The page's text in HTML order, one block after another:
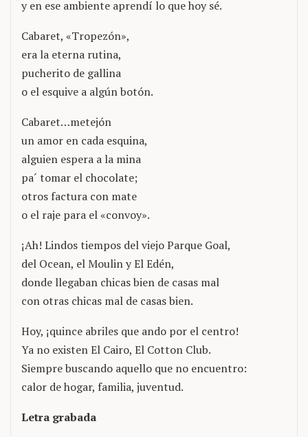
y en ese ambiente aprendí lo que hoy sé.
Cabaret, «Tropezón»,
era la eterna rutina,
pucherito de gallina
o el esquive a algún botón.
Cabaret…metejón
un amor en cada esquina,
alguien espera a la mina
pa´ tomar el chocolate;
otros factura con mate
o el raje para el «convoy».
¡Ah! Lindos tiempos del viejo Parque Goal,
del Ocean, el Moulin y El Edén,
donde llegaban chicas bien de casas mal
con otras chicas mal de casas bien.
Hoy, ¡quince abriles que ando por el centro!
Ya no existen El Cairo, El Cotton Club.
Siempre buscando aquello que no encuentro:
calor de hogar, familia, juventud.
Letra grabada